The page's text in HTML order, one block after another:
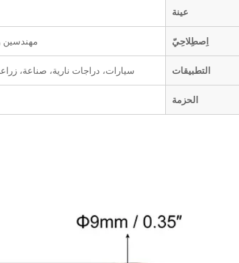
عينة
اِصطِلاحِيّ مهندسين
التطبيقات سيارات، دراجات نارية، صناعة،
الحزمة